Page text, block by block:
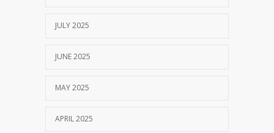
JULY 2025
JUNE 2025
MAY 2025
APRIL 2025